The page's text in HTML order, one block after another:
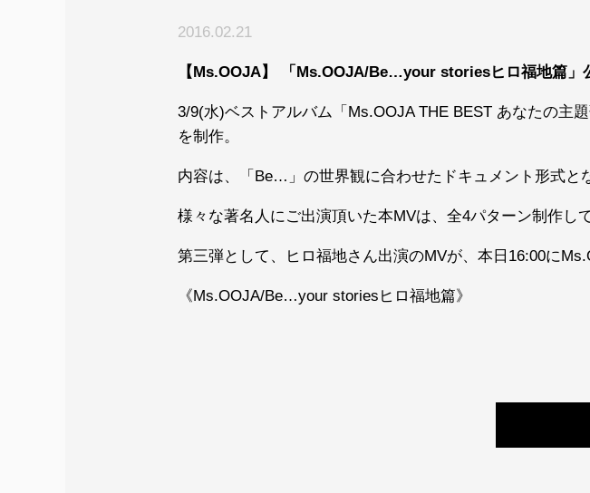
2016.02.21
【Ms.OOJA】 「Ms.OOJA/Be…your storiesヒロ福地篇」
3/9(水)ベストアルバム「Ms.OOJA THE BEST あなたの主
を制作。
内容は、「Be…」の世界観に合わせたドキュメント形式と
様々な著名人にご出演頂いた本MVは、全4パターン制作し
第三弾として、ヒロ福地さん出演のMVが、本日16:00に
《Ms.OOJA/Be…your storiesヒロ福地篇》